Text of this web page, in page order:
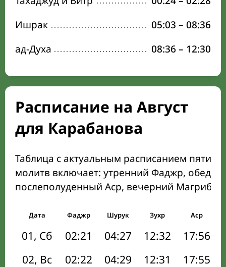
Ишрак
05:03 – 08:36
ад-Духа
08:36 – 12:30
Расписание на Август
для Карабанова
Таблица с актуальным расписанием пяти
молитв включает: утренний Фаджр,
послеполуденный Аср, вечерний Магриб
Дата Фаджр Шурук Зухр Аср
01, Сб 02:21 04:27 12:32 17:56
02, Вс
02:22 04:29 12:31 17:55